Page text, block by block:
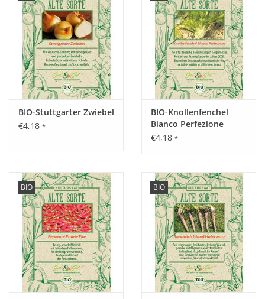
Standort:
Möglichst halbschattig, nahrhafte und tiefgründige Böden.
Ernte / Blüte:
im Haus ganzjährig, im Freien von Juni bis zum Frost.
In diversen Speisen für die Würzung. Um möglichst viele
Vitamine zu erhalten, nicht mit kochen. Gut zum Einfrieren
geeignet.
Tipp:
Die krause Petersilie ist zwar eine 2-jährige Pflanze aber am
besten jedes Jahr neu säen und Standort regelmäßig
wechseln!
BIO-Stuttgarter Zwiebel
€4,18 *
BIO-Knollenfenchel
Bianco Perfezione
€4,18 *
BIO BIO